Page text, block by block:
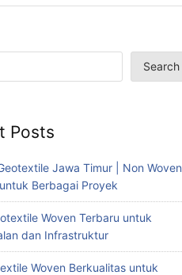
Search
Posts
Jawa Timur | Non Woven
Berbagai Proyek
Woven Terbaru untuk
dan Infrastruktur
Woven Berkualitas untuk